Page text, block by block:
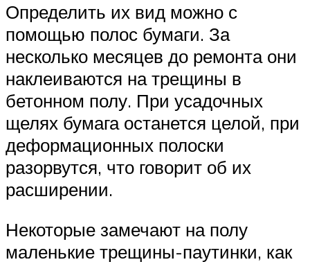
Определить их вид можно с
помощью полос бумаги. За
несколько месяцев до ремонта они
наклеиваются на трещины в
бетонном полу. При усадочных
щелях бумага останется целой, при
деформационных полоски
разорвутся, что говорит об их
расширении.
Некоторые замечают на полу
маленькие трещины-паутинки, как